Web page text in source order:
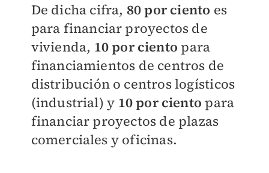
De dicha cifra, 80 por ciento es
para financiar proyectos de
vivienda, 10 por ciento para
financiamientos de centros de
distribución o centros logísticos
(industrial) y 10 por ciento para
financiar proyectos de plazas
comerciales y oficinas.